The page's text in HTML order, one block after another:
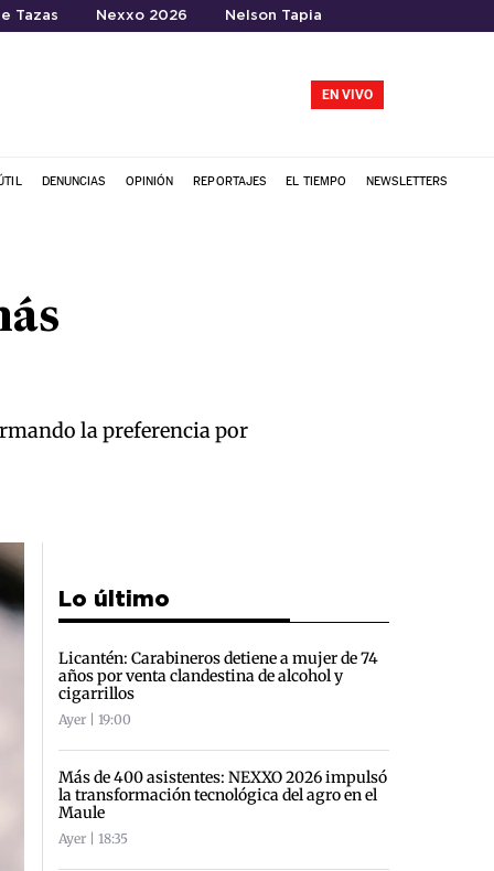
Tazas Nexxo 2026 Nelson Tapia
EN VIVO
DENUNCIAS OPINIÓN REPORTAJES EL TIEMPO NEWSLETTERS
la preferencia por
Lo último
Licantén: Carabineros detiene a mujer de 74
años por venta clandestina de alcohol y
cigarrillos
Ayer | 19:00
Más de 400 asistentes: NEXXO 2026 impulsó
la transformación tecnológica del agro en el
Maule
Ayer | 18:35